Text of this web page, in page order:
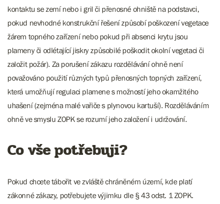
kontaktu se zemí nebo i gril či přenosné ohniště na podstavci,
pokud nevhodné konstrukční řešení způsobí poškození vegetace
žárem topného zařízení nebo pokud při absenci krytu jsou
plameny či odlétající jiskry způsobilé poškodit okolní vegetaci či
založit požár). Za porušení zákazu rozdělávání ohně není
považováno použití různých typů přenosných topných zařízení,
která umožňují regulaci plamene s možností jeho okamžitého
uhašení (zejména malé vařiče s plynovou kartuší). Rozděláváním
ohně ve smyslu ZOPK se rozumí jeho založení i udržování.
Co vše potřebuji?
Pokud chcete tábořit ve zvláště chráněném území, kde platí
zákonné zákazy, potřebujete výjimku dle § 43 odst. 1 ZOPK.